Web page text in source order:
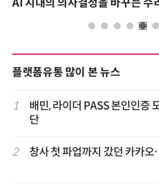
AI 핀옵스 실전 세미나: 폭증하는
플랫폼유통 많이 본 뉴스
1
배민, 라이더 PASS 본인인증
단
2 창사 첫 파업까지 갔던 카카